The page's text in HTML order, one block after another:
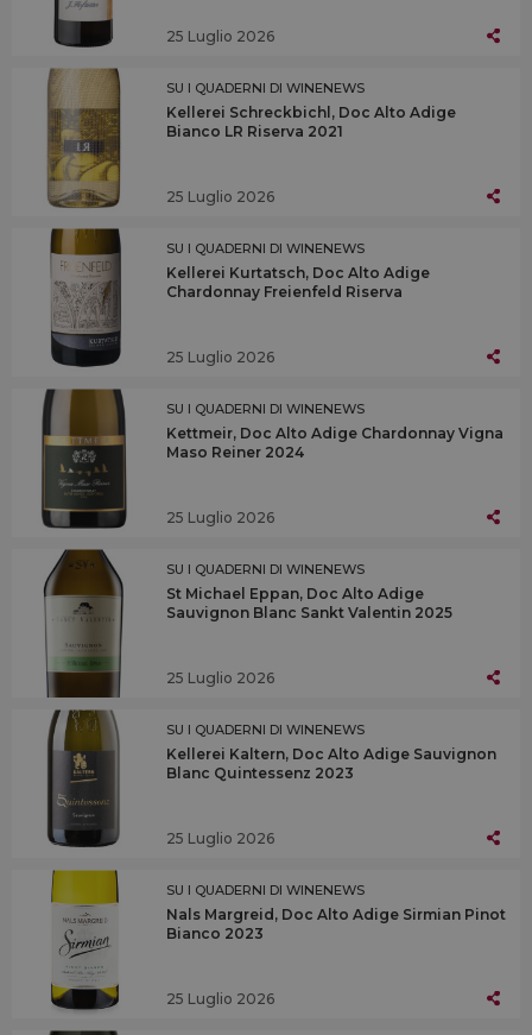
25 Luglio 2026
SU I QUADERNI DI WINENEWS
Kellerei Schreckbichl, Doc Alto Adige
Bianco LR Riserva 2021
25 Luglio 2026
SU I QUADERNI DI WINENEWS
Kellerei Kurtatsch, Doc Alto Adige
Chardonnay Freienfeld Riserva
25 Luglio 2026
SU I QUADERNI DI WINENEWS
Kettmeir, Doc Alto Adige Chardonnay Vigna
Maso Reiner 2024
25 Luglio 2026
SU I QUADERNI DI WINENEWS
St Michael Eppan, Doc Alto Adige
Sauvignon Blanc Sankt Valentin 2025
25 Luglio 2026
SU I QUADERNI DI WINENEWS
Kellerei Kaltern, Doc Alto Adige Sauvignon
Blanc Quintessenz 2023
25 Luglio 2026
SU I QUADERNI DI WINENEWS
Nals Margreid, Doc Alto Adige Sirmian Pinot
Bianco 2023
25 Luglio 2026